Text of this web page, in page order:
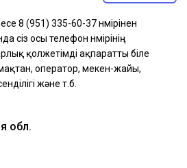
8 (951) 335-60-37 нөмірінен
осы телефон нөмірінің
қолжетімді ақпаратты біле
оператор, мекен-жайы,
және т.б.
обл.